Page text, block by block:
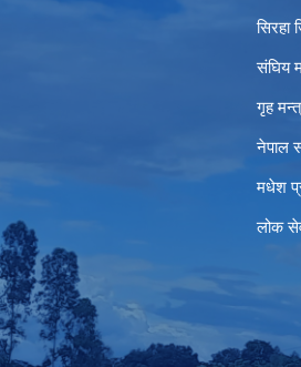
सिरहा
संघिय
गृह
नेपाल
मधेश
लोक